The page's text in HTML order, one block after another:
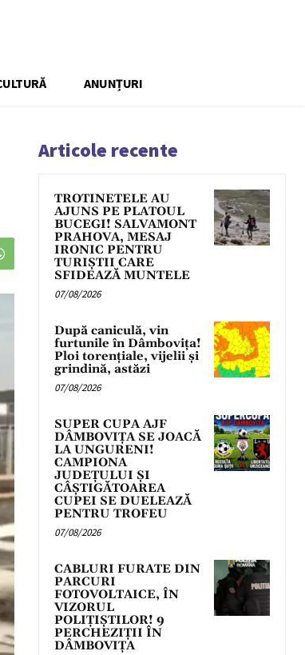
ANUNȚURI
Articole recente
TROTINETELE AU
AJUNS PE PLATOUL
BUCEGI! SALVAMONT
PRAHOVA, MESAJ
IRONIC PENTRU
TURIȘTII CARE
SFIDEAZĂ MUNTELE
07/08/2026
După caniculă, vin
furtunile în Dâmbovița!
Ploi torențiale, vijelii și
grindină, astăzi
07/08/2026
SUPER CUPA AJF
DÂMBOVIȚA SE JOACĂ
LA UNGURENI!
CAMPIONA
JUDEȚULUI ȘI
CÂȘTIGĂTOAREA
CUPEI SE DUELEAZĂ
PENTRU TROFEU
07/08/2026
CABLURI FURATE DIN
PARCURI
FOTOVOLTAICE, ÎN
VIZORUL
POLIȚIȘTILOR! 9
PERCHEZIȚII ÎN
DÂMBOVIȚA